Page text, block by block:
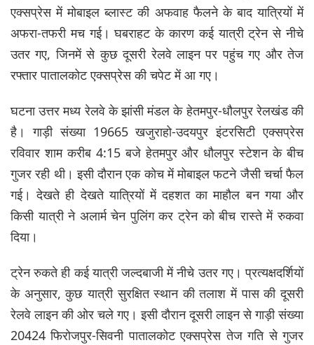
एक्सप्रेस में मोबाइल ब्लास्ट की अफवाह फैलने के बाद यात्रियों में
अफरा-तफरी मच गई। घबराहट के कारण कई यात्री ट्रेन से नीचे
उतर गए, जिनमें से कुछ दूसरी रेलवे लाइन पर पहुंच गए और तेज
रफ्तार पातालकोट एक्सप्रेस की चपेट में आ गए।
घटना उत्तर मध्य रेलवे के झांसी मंडल के हेतमपुर-धौलपुर रेलखंड की
है। गाड़ी संख्या 19665 खजुराहो-उदयपुर इंटरसिटी एक्सप्रेस
रविवार शाम करीब 4:15 बजे हेतमपुर और धौलपुर स्टेशन के बीच
गुजर रही थी। इसी दौरान एक कोच में मोबाइल फटने जैसी चर्चा फैल
गई। देखते ही देखते यात्रियों में दहशत का माहौल बन गया और
किसी यात्री ने अलार्म चेन पुलिंग कर ट्रेन को बीच रास्ते में रुकवा
दिया।
ट्रेन रुकते ही कई यात्री जल्दबाजी में नीचे उतर गए। प्रत्यक्षदर्शियों
के अनुसार, कुछ यात्री सुरक्षित स्थान की तलाश में पास की दूसरी
रेलवे लाइन की ओर चले गए। इसी दौरान दूसरी लाइन से गाड़ी संख्या
20424 फिरोजपुर-सिवनी पातालकोट एक्सप्रेस तेज गति से गुजर